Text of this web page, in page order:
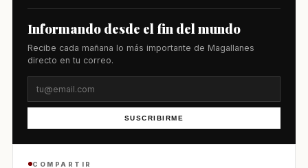
Informando desde el fin del mundo
Recibe cada mañana lo más importante de Magallanes
directo en tu correo.
SUSCRIBIRME
COMPARTIR